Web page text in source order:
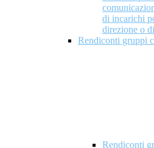
di incarichi
direzione o
Rendiconti gruppi
Rendiconti